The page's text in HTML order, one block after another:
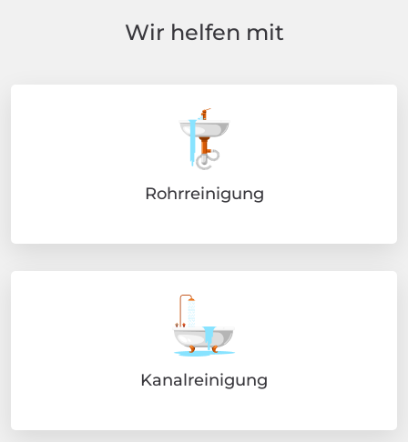
Wir helfen mit
Rohrreinigung
Kanalreinigung